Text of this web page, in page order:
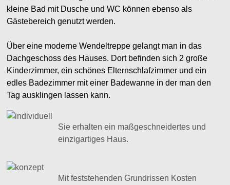
kleine Bad mit Dusche und WC können ebenso als
Gästebereich genutzt werden.
Über eine moderne Wendeltreppe gelangt man in das
Dachgeschoss des Hauses. Dort befinden sich 2 große
Kinderzimmer, ein schönes Elternschlafzimmer und ein
edles Badezimmer mit einer Badewanne in der man den
Tag ausklingen lassen kann.
Sie erhalten ein maßgeschneidertes und
einzigartiges Haus.
Mit feststehenden Grundrissen Kosten